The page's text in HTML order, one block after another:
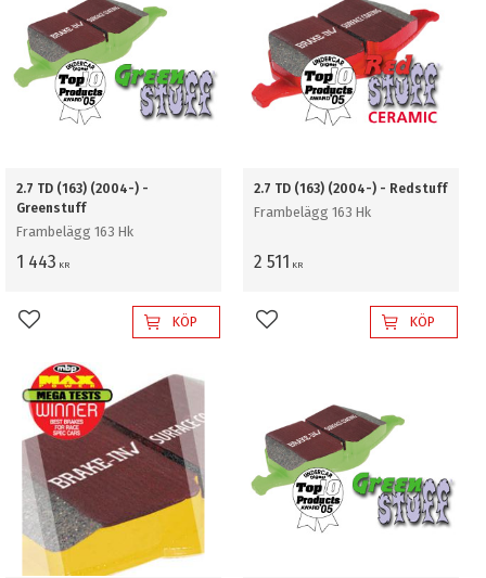
2.7 TD (163) (2004-) -
Greenstuff
Frambelägg 163 Hk
1 443 KR
Lägg till i favoriterKÖP
2.7 TD (163) (2004-) - Redstuff
Frambelägg 163 Hk
2 511 KR
Lägg till i favoriterKÖP